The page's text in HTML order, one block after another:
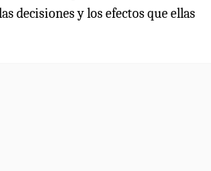
decisiones y los efectos que ellas